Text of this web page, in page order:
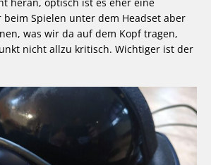
beim Spielen unter dem Headset aber
was wir da auf dem Kopf tragen,
nicht allzu kritisch. Wichtiger ist der